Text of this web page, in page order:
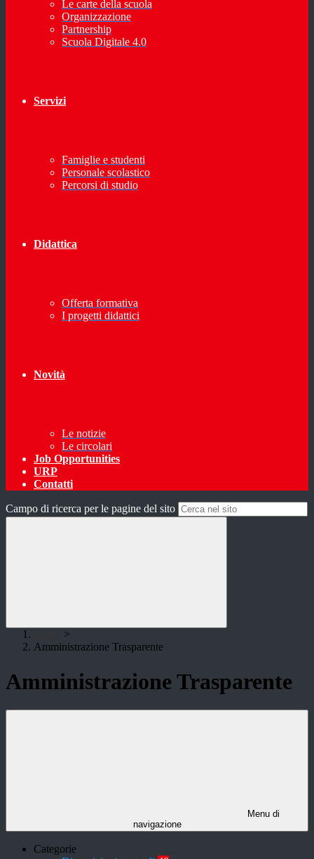
Le carte della scuola
Organizzazione
Partnership
Scuola Digitale 4.0
Servizi
Famiglie e studenti
Personale scolastico
Percorsi di studio
Didattica
Offerta formativa
I progetti didattici
Novità
Le notizie
Le circolari
Job Opportunities
URP
Contatti
Campo di ricerca per le pagine del sito
>
Amministrazione Trasparente
Amministrazione Trasparente
Menu di
navigazione
Categorie